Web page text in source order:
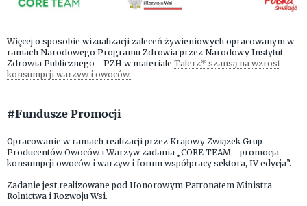
Więcej o sposobie wizualizacji zaleceń żywieniowych opracowanym w
ramach Narodowego Programu Zdrowia przez Narodowy Instytut
Zdrowia Publicznego - PZH w materiale Talerz* szansą na wzrost
konsumpcji warzyw i owoców.
#Fundusze Promocji
Opracowanie w ramach realizacji przez Krajowy Związek Grup
Producentów Owoców i Warzyw zadania „CORE TEAM - promocja
konsumpcji owoców i warzyw i forum współpracy sektora, IV edycja”.
Zadanie jest realizowane pod Honorowym Patronatem Ministra
Rolnictwa i Rozwoju Wsi.